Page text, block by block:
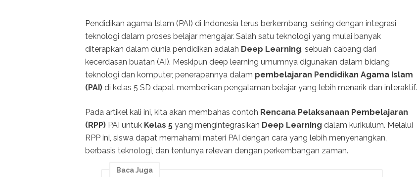
Pendidikan agama Islam (PAI) di Indonesia terus berkembang, seiring dengan integrasi
teknologi dalam proses belajar mengajar. Salah satu teknologi yang mulai banyak
diterapkan dalam dunia pendidikan adalah Deep Learning , sebuah cabang dari
kecerdasan buatan (AI). Meskipun deep learning umumnya digunakan dalam bidang
teknologi dan komputer, penerapannya dalam pembelajaran Pendidikan Agama Islam
(PAI) di kelas 5 SD dapat memberikan pengalaman belajar yang lebih menarik dan interaktif.
Pada artikel kali ini, kita akan membahas contoh Rencana Pelaksanaan Pembelajaran
(RPP) PAI untuk Kelas 5 yang mengintegrasikan Deep Learning dalam kurikulum. Melalui
RPP ini, siswa dapat memahami materi PAI dengan cara yang lebih menyenangkan,
berbasis teknologi, dan tentunya relevan dengan perkembangan zaman.
Baca Juga